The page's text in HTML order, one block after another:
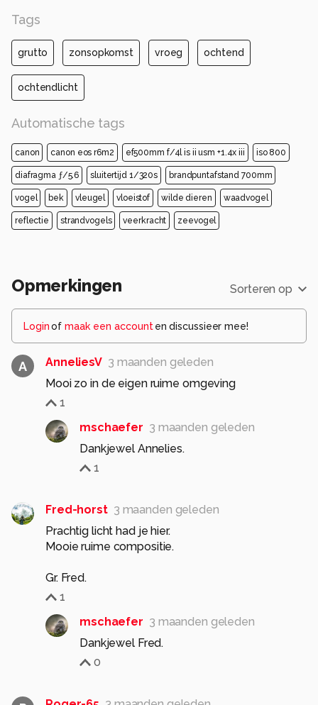
Tags
grutto zonsopkomst vroeg ochtend
ochtendlicht
Automatische tags
canon canon eos r6m2 ef500mm f/4l is ii usm +1.4x iii iso 800
diafragma ƒ/5.6 sluitertijd 1/320s brandpuntafstand 700mm
vogel bek vleugel vloeistof wilde dieren waadvogel
reflectie strandvogels veerkracht zeevogel
Opmerkingen Sorteren op
Loginof maak een account en discussieer mee!
A AnneliesV 3 maanden geleden
Mooi zo in de eigen ruime omgeving
1
mschaefer 3 maanden geleden
Dankjewel Annelies.
1
Fred-horst 3 maanden geleden
Prachtig licht had je hier.
Mooie ruime compositie.
Gr. Fred.
1
mschaefer 3 maanden geleden
0